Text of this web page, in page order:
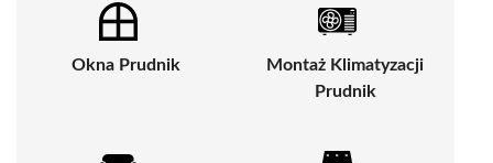
Okna Prudnik
Montaż Klimatyzacji
Prudnik